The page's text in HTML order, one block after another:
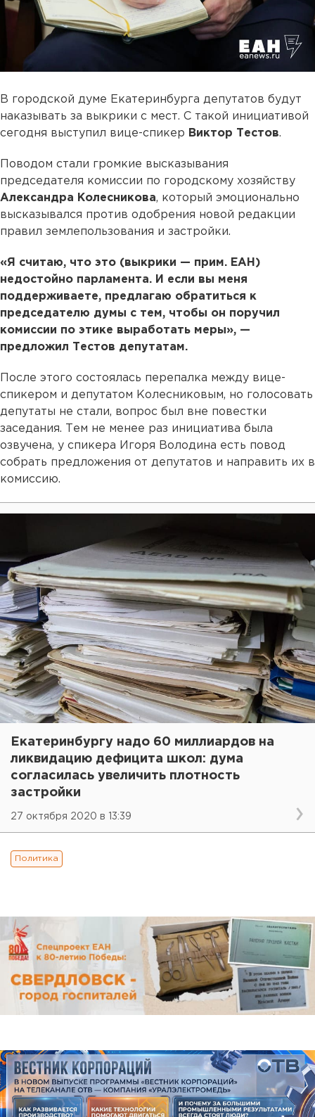
В городской думе Екатеринбурга депутатов будут
наказывать за выкрики с мест. С такой инициативой
сегодня выступил вице-спикер Виктор Тестов.
Поводом стали громкие высказывания
председателя комиссии по городскому хозяйству
Александра Колесникова, который эмоционально
высказывался против одобрения новой редакции
правил землепользования и застройки.
«Я считаю, что это (выкрики — прим. ЕАН)
недостойно парламента. И если вы меня
поддерживаете, предлагаю обратиться к
председателю думы с тем, чтобы он поручил
комиссии по этике выработать меры», —
предложил Тестов депутатам.
После этого состоялась перепалка между вице-
спикером и депутатом Колесниковым, но голосовать
депутаты не стали, вопрос был вне повестки
заседания. Тем не менее раз инициатива была
озвучена, у спикера Игоря Володина есть повод
собрать предложения от депутатов и направить их в
комиссию.
Екатеринбургу надо 60 миллиардов на
ликвидацию дефицита школ: дума
согласилась увеличить плотность
застройки
27 октября 2020 в 13:39
Политика